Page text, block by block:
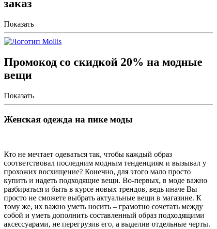
заказ
Показать
Промокод со скидкой 20% на модные
вещи
Показать
Женская одежда на пике моды
Кто не мечтает одеваться так, чтобы каждый образ
соответствовал последним модным тенденциям и вызывал у
прохожих восхищение? Конечно, для этого мало просто
купить и надеть подходящие вещи. Во-первых, в моде важно
разбираться и быть в курсе новых трендов, ведь иначе Вы
просто не сможете выбрать актуальные вещи в магазине. К
тому же, их важно уметь носить – грамотно сочетать между
собой и уметь дополнить составленный образ подходящими
аксессуарами, не перегрузив его, а выделив отдельные черты.